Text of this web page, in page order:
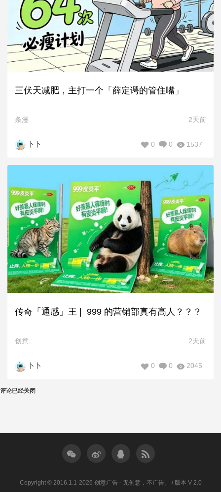
三伏天减肥，主打一个「薛定谔的管住嘴」
条漫 2天前
卜卜 1537
0
0
传奇「通感」王 | 999 的营销部真有高人？？？
创意 2天前
卜卜 2045
0
0
评论已经关闭
Copyright © 2016.1.1-2026 创意广告 - 无创意，不广告。 / 版本 V 2.0